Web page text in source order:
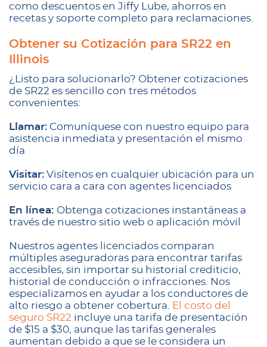
como descuentos en Jiffy Lube, ahorros en
recetas y soporte completo para reclamaciones.
Obtener su Cotización para SR22 en
Illinois
¿Listo para solucionarlo? Obtener cotizaciones
de SR22 es sencillo con tres métodos
convenientes:
Llamar: Comuníquese con nuestro equipo para
asistencia inmediata y presentación el mismo
día
Visitar: Visítenos en cualquier ubicación para un
servicio cara a cara con agentes licenciados
En línea: Obtenga cotizaciones instantáneas a
través de nuestro sitio web o aplicación móvil
Nuestros agentes licenciados comparan
múltiples aseguradoras para encontrar tarifas
accesibles, sin importar su historial crediticio,
historial de conducción o infracciones. Nos
especializamos en ayudar a los conductores de
alto riesgo a obtener cobertura.
El costo del
seguro SR22 incluye una tarifa de presentación
de $15 a $30, aunque las tarifas generales
aumentan debido a que se le considera un